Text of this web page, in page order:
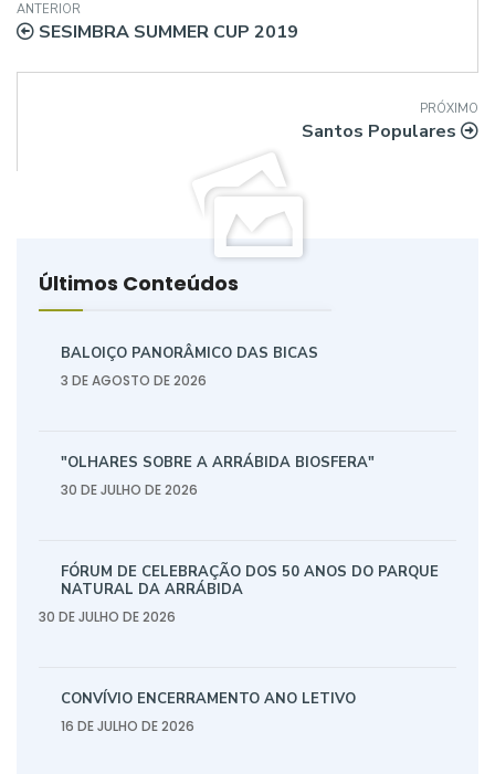
ANTERIOR
SESIMBRA SUMMER CUP 2019
PRÓXIMO
Santos Populares
Últimos Conteúdos
BALOIÇO PANORÂMICO DAS BICAS
3 DE AGOSTO DE 2026
"OLHARES SOBRE A ARRÁBIDA BIOSFERA"
30 DE JULHO DE 2026
FÓRUM DE CELEBRAÇÃO DOS 50 ANOS DO PARQUE
NATURAL DA ARRÁBIDA
30 DE JULHO DE 2026
CONVÍVIO ENCERRAMENTO ANO LETIVO
16 DE JULHO DE 2026